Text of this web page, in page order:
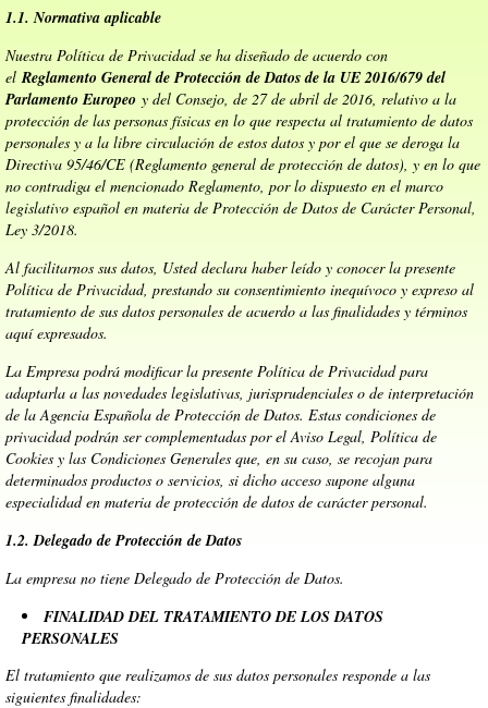
1.1. Normativa aplicable
Nuestra Política de Privacidad se ha diseñado de acuerdo con
elReglamento General de Protección de Datos de la UE 2016/679 del
Parlamento Europeo y del Consejo, de 27 de abril de 2016, relativo a la
protección de las personas físicas en lo que respecta al tratamiento de datos
personales y a la libre circulación de estos datos y por el que se deroga la
Directiva 95/46/CE (Reglamento general de protección de datos), y en lo que
no contradiga el mencionado Reglamento, por lo dispuesto en el marco
legislativo español en materia de Protección de Datos de Carácter Personal,
Ley 3/2018.
Al facilitarnos sus datos, Usted declara haber leído y conocer la presente
Política de Privacidad, prestando su consentimiento inequívoco y expreso al
tratamiento de sus datos personales de acuerdo a las finalidades y términos
aquí expresados.
La Empresa podrá modificar la presente Política de Privacidad para
adaptarla a las novedades legislativas, jurisprudenciales o de interpretación
de la Agencia Española de Protección de Datos. Estas condiciones de
privacidad podrán ser complementadas por el Aviso Legal, Política de
Cookies y las Condiciones Generales que, en su caso, se recojan para
determinados productos o servicios, si dicho acceso supone alguna
especialidad en materia de protección de datos de carácter personal.
1.2. Delegado de Protección de Datos
La empresa no tiene Delegado de Protección de Datos.
FINALIDAD DEL TRATAMIENTO DE LOS DATOS
PERSONALES
El tratamiento que realizamos de sus datos personales responde a las
siguientes finalidades: